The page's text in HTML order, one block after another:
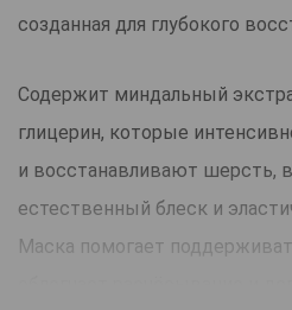
созданная для глубокого
Содержит миндальный
глицерин, которые
и восстанавливают шерсть,
естественный блеск и
Маска помогает